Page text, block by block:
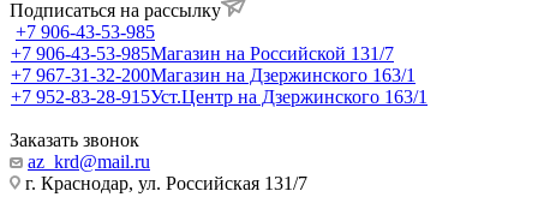
Подписаться на рассылку
+7 906-43-53-985
+7 906-43-53-985Магазин на Российской 131/7
+7 967-31-32-200Магазин на Дзержинского 163/1
+7 952-83-28-915Уст.Центр на Дзержинского 163/1
Заказать звонок
az_krd@mail.ru
г. Краснодар, ул. Российская 131/7